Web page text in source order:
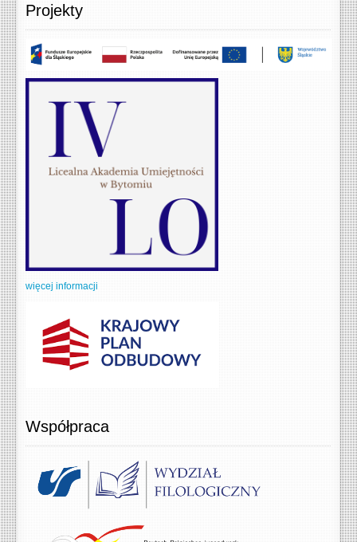
Projekty
więcej informacji
Współpraca